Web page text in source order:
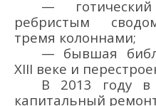
—
ребристым
тремя колоннами;
— бывшая
XIII веке и
В 2013 году в
капитальный